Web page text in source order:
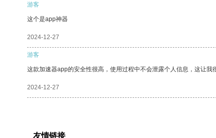
游客
这个是app神器
2024-12-27
游客
这款加速器app的安全性很高，使用过程中不会泄露个人信息，这让
2024-12-27
友情链接